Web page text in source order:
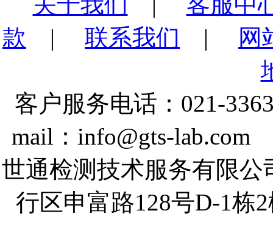
款 | 联系我们 |
网
客户服务电话：021-
mail：info@gts-
世通检测技术服务有限
行区申富路128号D-1